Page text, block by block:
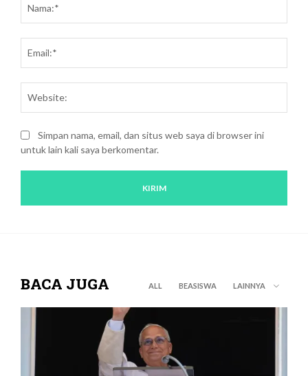
kritik:
Simpan nama, email, dan situs web saya di browser ini
untuk lain kali saya berkomentar.
BACA JUGA ALL BEASISWA LAINNYA